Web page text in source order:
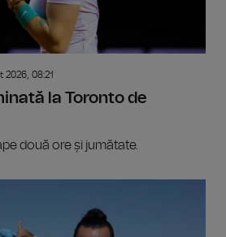
2026, 08:21
la Toronto de
două ore și jumătate.